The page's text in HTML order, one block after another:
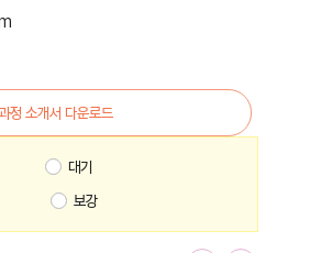
정 소개서 다운로드
대기
보강